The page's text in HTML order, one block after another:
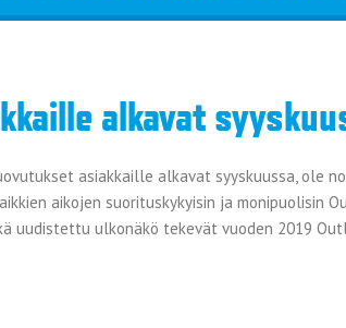
alkavat
asiakkaille alkavat syyskuussa, ole
aikojen suorituskykyisin ja monipuolisin
uudistettu ulkonäkö tekevät vuoden 2019